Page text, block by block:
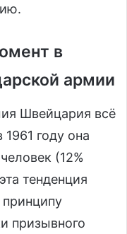
в
армии
Швейцария всё
году она
(12%
тенденция
призывного